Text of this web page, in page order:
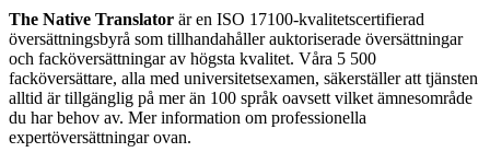
The Native Translator är en ISO 17100-kvalitetscertifierad
översättningsbyrå som tillhandahåller auktoriserade översättningar
och facköversättningar av högsta kvalitet. Våra 5 500
facköversättare, alla med universitetsexamen, säkerställer att tjänsten
alltid är tillgänglig på mer än 100 språk oavsett vilket ämnesområde
du har behov av. Mer information om professionella
expertöversättningar ovan.